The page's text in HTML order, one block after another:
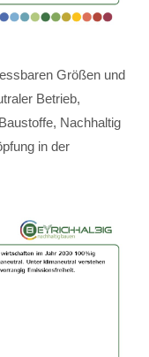
Größen und
Betrieb,
Nachhaltig
in der